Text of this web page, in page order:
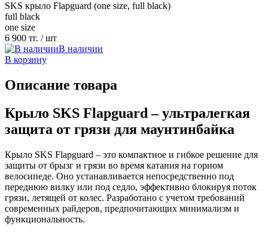
SKS крыло Flapguard (one size, full black)
full black
one size
6 900 тг. / шт
В наличии
В корзину
Описание товара
Крыло SKS Flapguard – ультралегкая
защита от грязи для маунтинбайка
Крыло SKS Flapguard – это компактное и гибкое решение для
защиты от брызг и грязи во время катания на горном
велосипеде. Оно устанавливается непосредственно под
переднюю вилку или под седло, эффективно блокируя поток
грязи, летящей от колес. Разработано с учетом требований
современных райдеров, предпочитающих минимализм и
функциональность.